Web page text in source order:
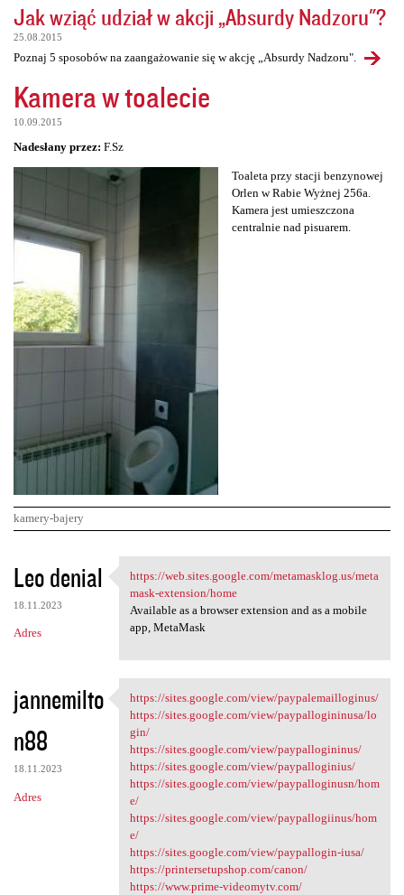
Jak wziąć udział w akcji „Absurdy Nadzoru"?
25.08.2015
Poznaj 5 sposobów na zaangażowanie się w akcję „Absurdy Nadzoru".
Kamera w toalecie
10.09.2015
Nadesłany przez: F.Sz
Toaleta przy stacji benzynowej
Orlen w Rabie Wyżnej 256a.
Kamera jest umieszczona
centralnie nad pisuarem.
kamery-bajery
K
o
m
e
t
a
r
z
e
Leo denial
18.11.2023
Adres
https://web.sites.google.com
https://web.sites.google.com/metamasklog.us/meta
mask-extension/home
Available as a browser extension and as a mobile
app, MetaMask
jannemilto
n88
18.11.2023
Adres
https://sites.google.com/view
https://sites.google.com/view/paypalemailloginus/
https://sites.google.com/view/paypallogininusa/lo
gin/
https://sites.google.com/view/paypallogininus/
https://sites.google.com/view/paypalloginius/
https://sites.google.com/view/paypalloginusn/hom
e/
https://sites.google.com/view/paypallogiinus/hom
e/
https://sites.google.com/view/paypallogin-iusa/
https://printersetupshop.com/canon/
https://www.prime-videomytv.com/